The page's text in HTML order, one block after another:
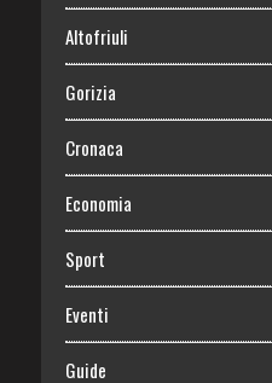
Altofriuli
Gorizia
Cronaca
Economia
Sport
Eventi
Guide